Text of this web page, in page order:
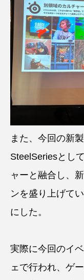
また、今回の新
SteelSeriesとし
ャーと融合し、
ンを盛り上げて
にした。
実際に今回のイ
ェで行われ、ゲ